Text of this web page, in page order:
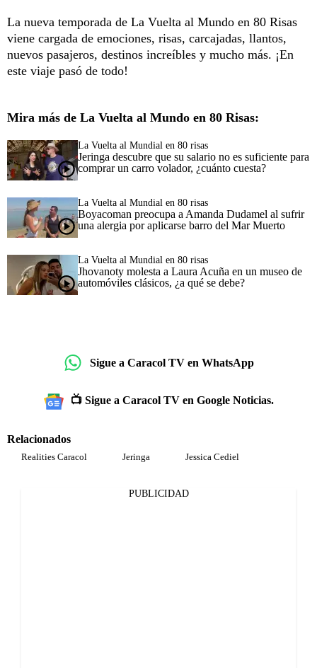
La nueva temporada de La Vuelta al Mundo en 80 Risas
viene cargada de emociones, risas, carcajadas, llantos,
nuevos pasajeros, destinos increíbles y mucho más. ¡En
este viaje pasó de todo!
Mira más de La Vuelta al Mundo en 80 Risas:
La Vuelta al Mundial en 80 risas
Jeringa descubre que su salario no es suficiente para
comprar un carro volador, ¿cuánto cuesta?
La Vuelta al Mundial en 80 risas
Boyacoman preocupa a Amanda Dudamel al sufrir
una alergia por aplicarse barro del Mar Muerto
La Vuelta al Mundial en 80 risas
Jhovanoty molesta a Laura Acuña en un museo de
automóviles clásicos, ¿a qué se debe?
Sigue a Caracol TV en WhatsApp
📺 Sigue a Caracol TV en Google Noticias.
Relacionados
Realities Caracol Jeringa Jessica Cediel
PUBLICIDAD